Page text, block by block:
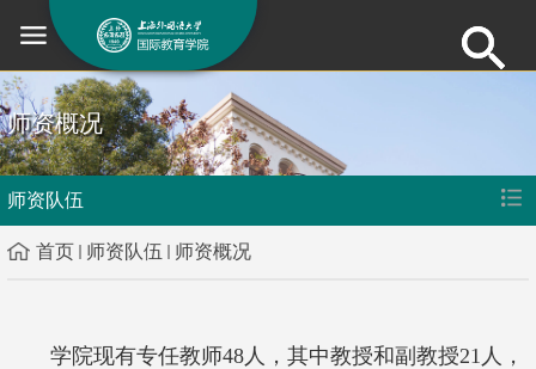
师资概况
师资队伍
首页 师资队伍 师资概况
学院现有专任教师48 人，其中教授和副教授21 人，